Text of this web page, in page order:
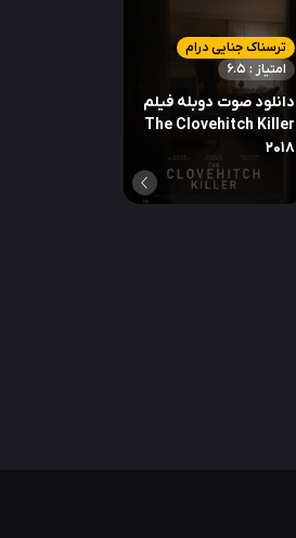
ترسناک جنایی درام
امتیاز : 6.5
دانلود صوت دوبله فیلم
The Clovehitch Killer
2018